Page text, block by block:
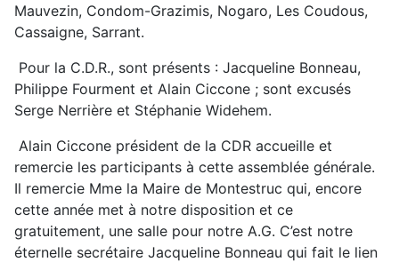
Mauvezin, Condom-Grazimis, Nogaro, Les Coudous,
Cassaigne, Sarrant.
Pour la C.D.R., sont présents : Jacqueline Bonneau,
Philippe Fourment et Alain Ciccone ; sont excusés
Serge Nerrière et Stéphanie Widehem.
Alain Ciccone président de la CDR accueille et
remercie les participants à cette assemblée générale.
Il remercie Mme la Maire de Montestruc qui, encore
cette année met à notre disposition et ce
gratuitement, une salle pour notre A.G. C’est notre
éternelle secrétaire Jacqueline Bonneau qui fait le lien